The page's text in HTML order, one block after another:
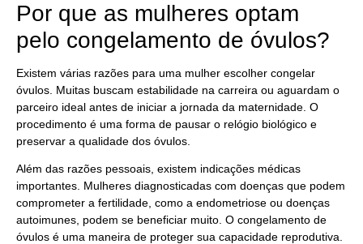
Por que as mulheres optam
pelo congelamento de óvulos?
Existem várias razões para uma mulher escolher congelar
óvulos. Muitas buscam estabilidade na carreira ou aguardam o
parceiro ideal antes de iniciar a jornada da maternidade. O
procedimento é uma forma de pausar o relógio biológico e
preservar a qualidade dos óvulos.
Além das razões pessoais, existem indicações médicas
importantes. Mulheres diagnosticadas com doenças que podem
comprometer a fertilidade, como a endometriose ou doenças
autoimunes, podem se beneficiar muito. O congelamento de
óvulos é uma maneira de proteger sua capacidade reprodutiva.